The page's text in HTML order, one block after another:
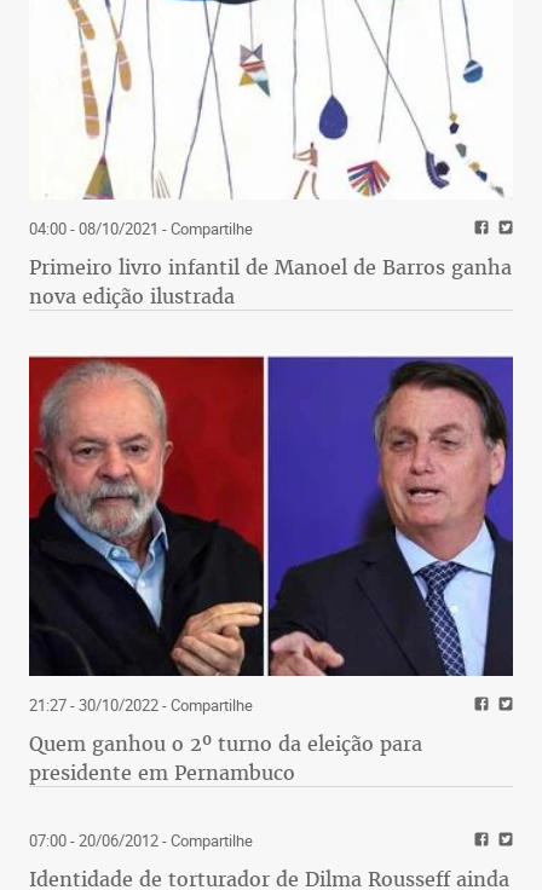
04:00 - 08/10/2021 - Compartilhe
Primeiro livro infantil de Manoel de Barros ganha
nova edição ilustrada
21:27 - 30/10/2022- Compartilhe
Quem ganhou o 2º turno da eleição para
presidente em Pernambuco
07:00 - 20/06/2012- Compartilhe
Identidade de torturador de Dilma Rousseff ainda